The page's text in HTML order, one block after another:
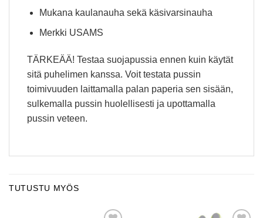
Mukana kaulanauha sekä käsivarsinauha
Merkki USAMS
​TÄRKEÄÄ! Testaa suojapussia ennen kuin käytät
sitä puhelimen kanssa. Voit testata pussin
toimivuuden laittamalla palan paperia sen sisään,
sulkemalla pussin huolellisesti ja upottamalla
pussin veteen.
TUTUSTU MYÖS